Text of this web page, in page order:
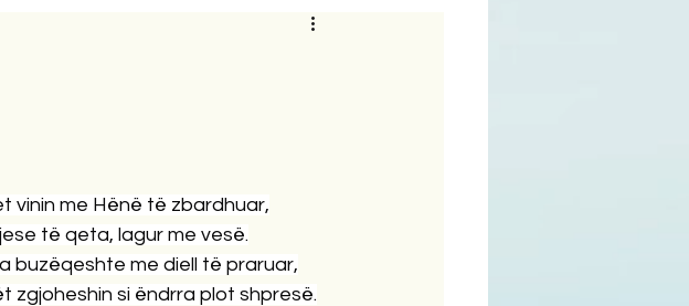
vinin me Hënë të zbardhuar,
të qeta, lagur me vesë.
buzëqeshte me diell të praruar,
zgjoheshin si ëndrra plot shpresë.